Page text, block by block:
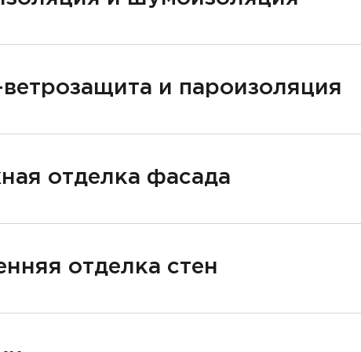
и пароизоляция
отделка фасада
отделка стен